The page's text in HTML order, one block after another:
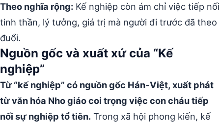
Theo nghĩa rộng: Kế nghiệp còn ám chỉ việc tiếp nối
tinh thần, lý tưởng, giá trị mà người đi trước đã theo
đuổi.
Nguồn gốc và xuất xứ của “Kế
nghiệp”
Từ “kế nghiệp” có nguồn gốc Hán-Việt, xuất phát
từ văn hóa Nho giáo coi trọng việc con cháu tiếp
nối sự nghiệp tổ tiên. Trong xã hội phong kiến, kế